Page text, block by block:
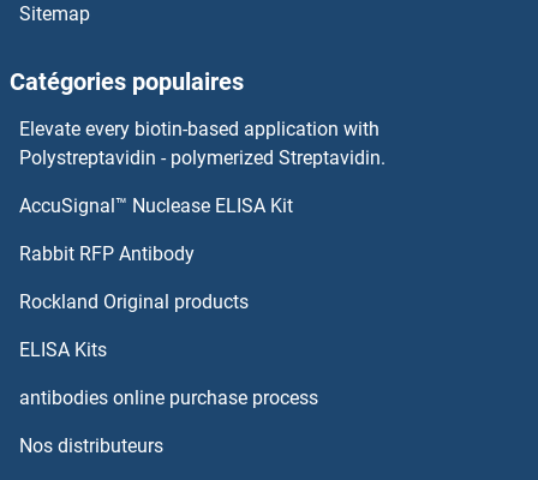
RTP2 Anticorps
RTP1 Anticorps
RTN4RL1 Anticorps
RWDD2A Anticorps
RWDD4A Anticorps
RXFP1 Anticorps
Sitemap
Catégories populaires
Elevate every biotin-based application with
Polystreptavidin - polymerized Streptavidin.
AccuSignal™ Nuclease ELISA Kit
Rabbit RFP Antibody
Rockland Original products
ELISA Kits
antibodies online purchase process
Nos distributeurs